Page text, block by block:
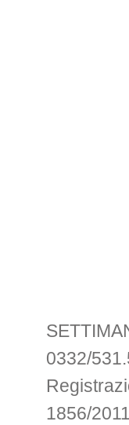
0332/
1856/2011